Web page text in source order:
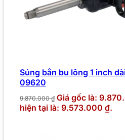
Súng bắn bu lông 1 inch
09620
9.870.000₫ Giá gốc là:
hiện tại là: 9.573.000 ₫.